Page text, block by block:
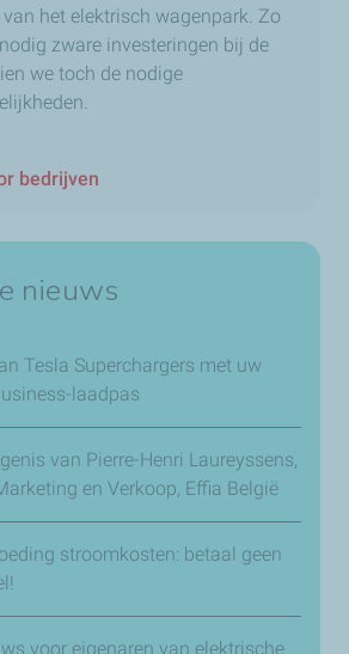
het elektrisch wagenpark. Zo
zware investeringen bij de
we toch de nodige
bedrijven
nieuws
Tesla Superchargers met uw
laadpas
van Pierre-Henri Laureyssens,
en Verkoop, Effia België
stroomkosten: betaal geen
voor eigenaren van elektrische